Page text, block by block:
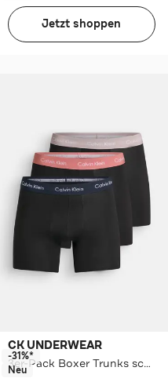
Jetzt shoppen
CK UNDERWEAR
3er-Pack Boxer Trunks schwarz
-31%*
Neu